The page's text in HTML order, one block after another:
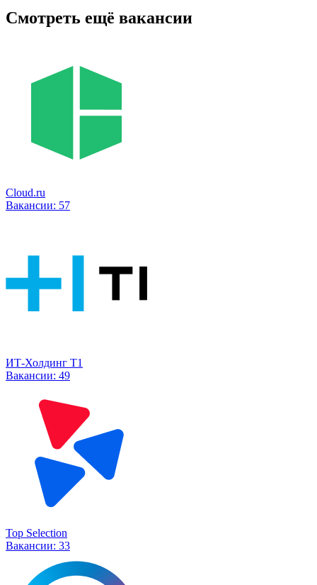
Смотреть ещё вакансии
Cloud.ru
Вакансии: 57
ИТ-Холдинг Т1
Вакансии: 49
Top Selection
Вакансии: 33